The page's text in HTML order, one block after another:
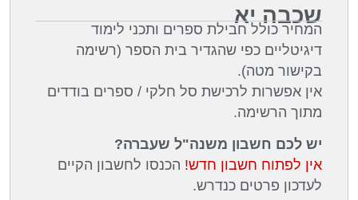
שכבה יא
המחיר כולל חבילת ספרים ותכני לימוד
דיגיטליים כפי שהגדיר בית הספר (רשימה
בקישור מטה).
אין אפשרות לרכישת סל חלקי / ספרים בודדים
מתוך הרשימה.
יש לכם חשבון משנה"ל שעברה?
אין לפתוח חשבון חדש! הכנסו לחשבון הקיים
לעדכון פרטים כנדרש.